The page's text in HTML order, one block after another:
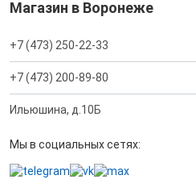
Магазин в Воронеже
+7 (473) 250-22-33
+7 (473) 200-89-80
Ильюшина, д.10Б
Мы в социальных сетях: